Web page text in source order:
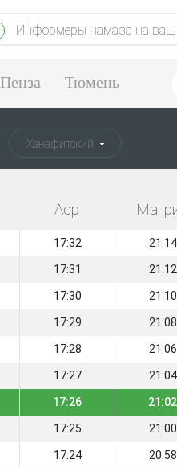
Информеры намаза на ваш
Пенза Тюмень
Ханафитский
Аср
17:32 21:14
17:31 21:12
17:30 21:10
17:29 21:08
17:28 21:06
17:27 21:04
17:26 21:02
17:25 21:00
17:24 20:58